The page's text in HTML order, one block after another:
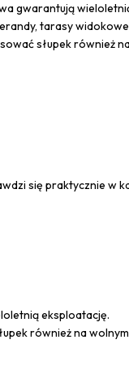
gwarantują
tarasy
słupek również
się praktycznie w
eksploatację.
również na